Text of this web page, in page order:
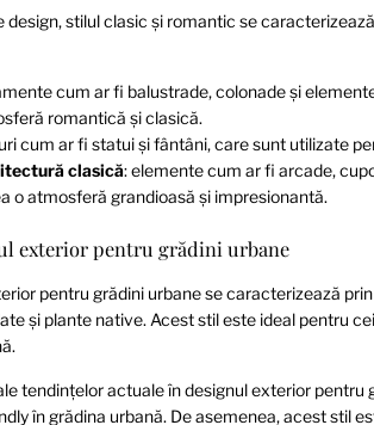
stilul clasic și romantic se
cum ar fi balustrade, colonade și
romantică și clasică.
cum ar fi statui și fântâni, care sunt utilizate
clasică: elemente cum ar fi arcade,
o atmosferă grandioasă și impresionantă.
exterior pentru grădini urbane
pentru grădini urbane se caracterizează
și plante native. Acest stil este ideal pentru
tendințelor actuale în designul exterior
în grădina urbană. De asemenea, acest stil